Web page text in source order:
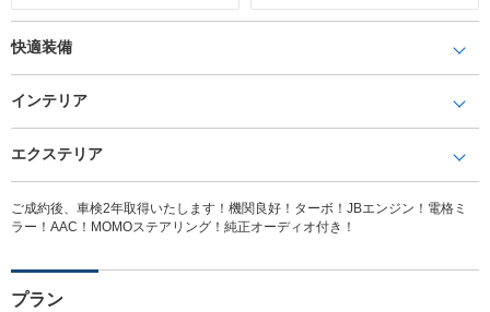
快適装備
インテリア
エクステリア
ご成約後、車検2年取得いたします！機関良好！ターボ！JBエンジン！電格ミ
ラー！AAC！MOMOステアリング！純正オーディオ付き！
プラン